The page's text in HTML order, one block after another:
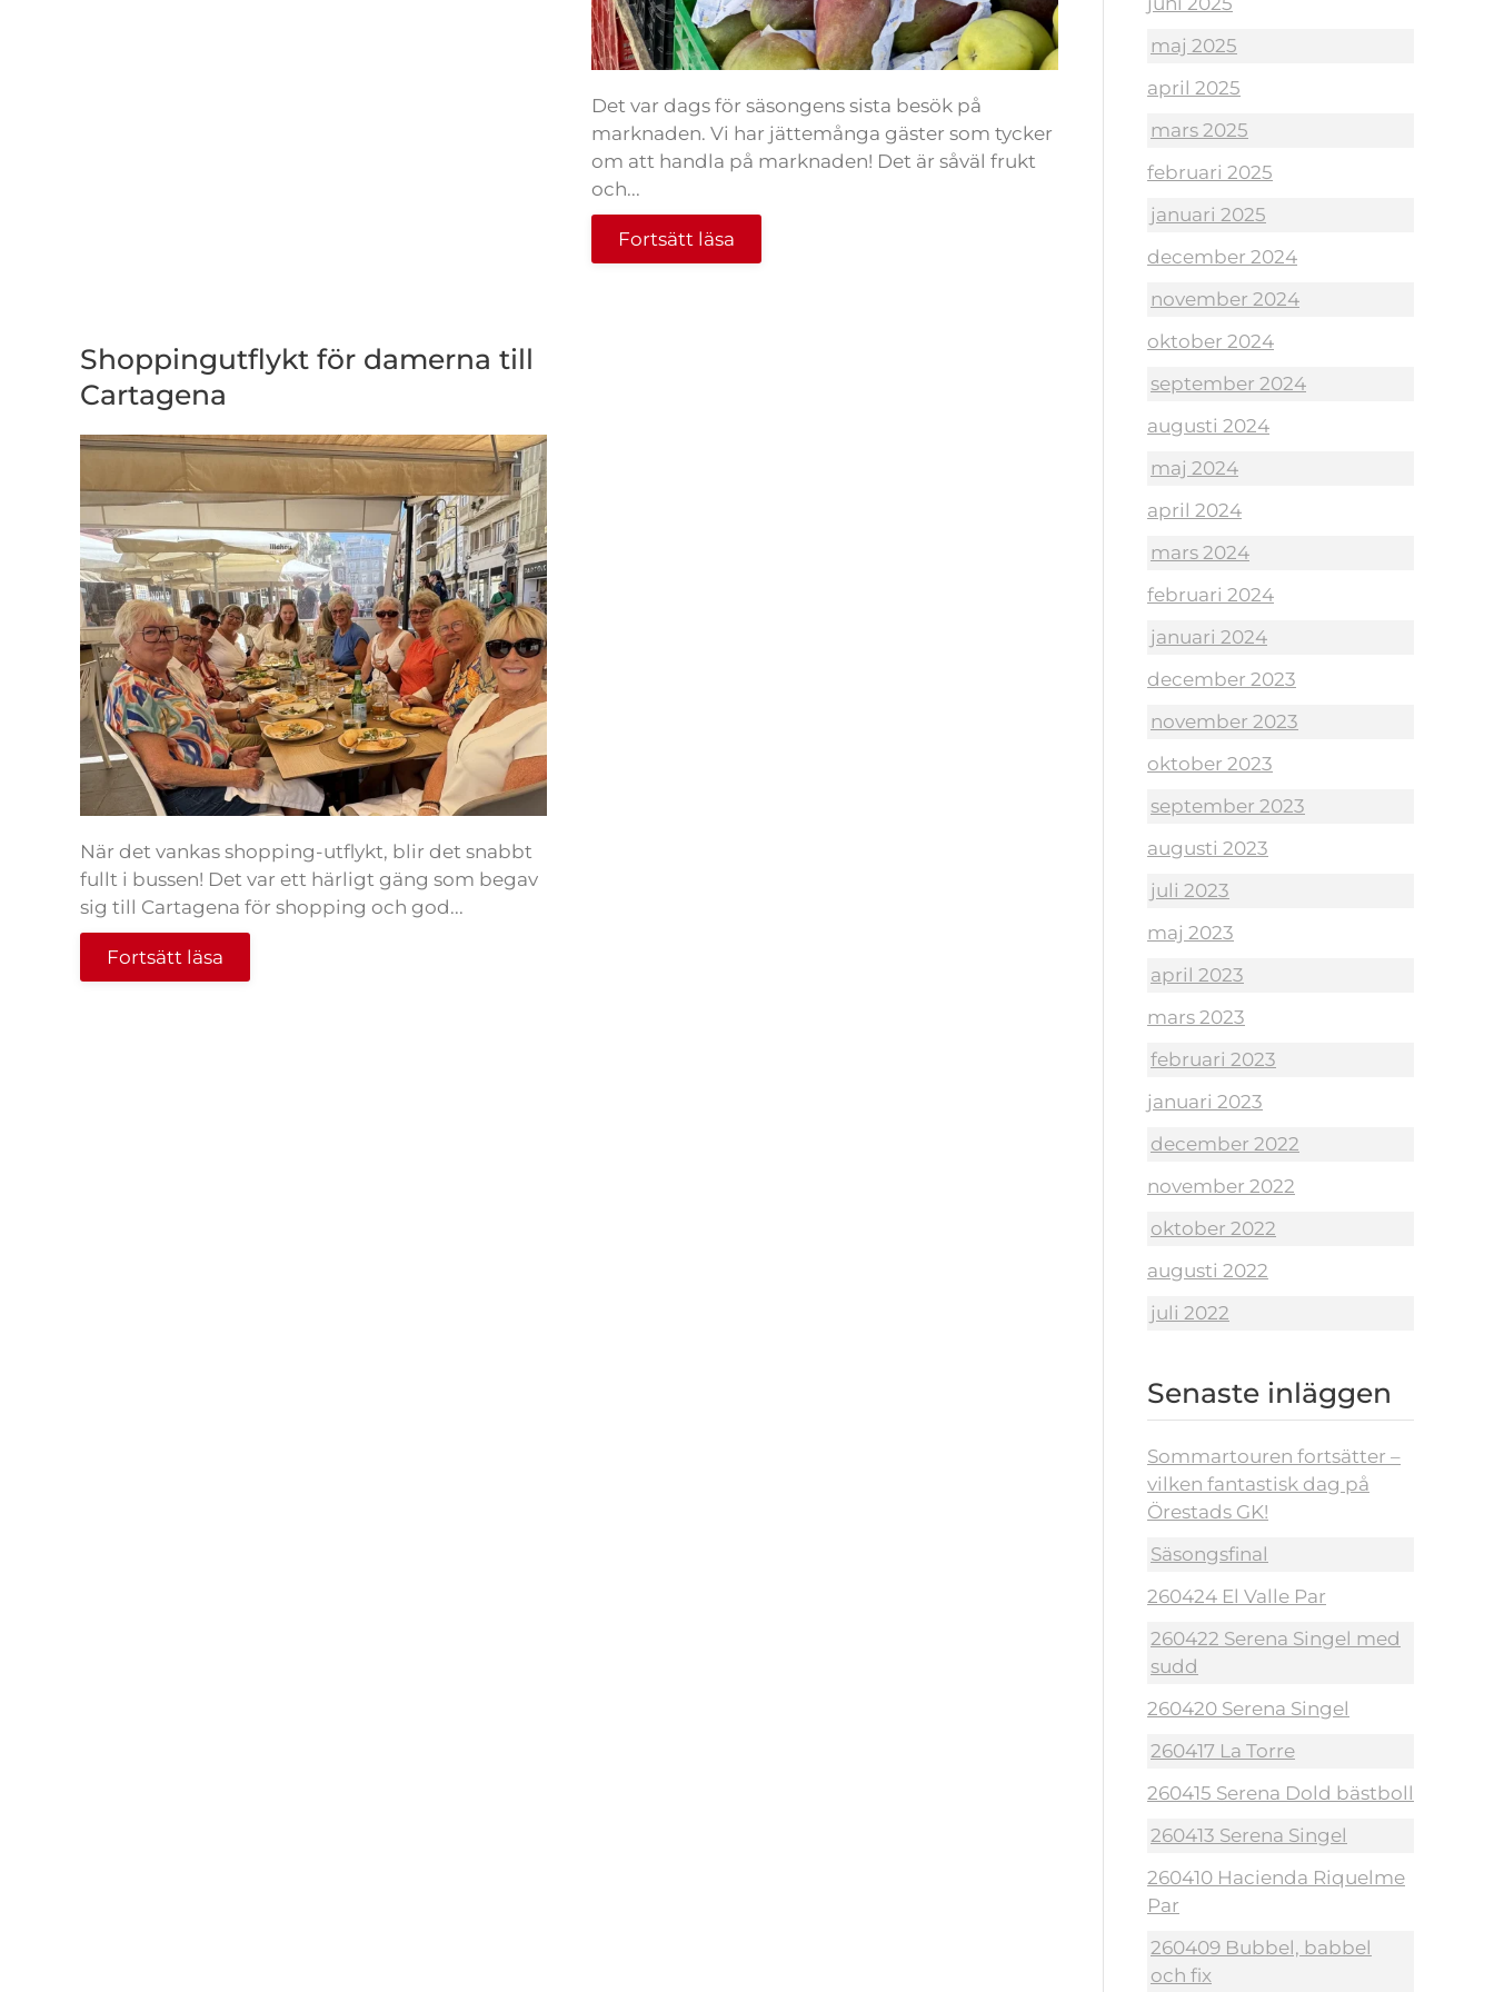
Det var dags för säsongens sista besök på
marknaden. Vi har jättemånga gäster som tycker
om att handla på marknaden! Det är såväl frukt
och...
Fortsätt läsa
Shoppingutflykt för damerna till
Cartagena
När det vankas shopping-utflykt, blir det snabbt
fullt i bussen! Det var ett härligt gäng som begav
sig till Cartagena för shopping och god...
Fortsätt läsa
maj 2025
april 2025
mars 2025
februari 2025
januari 2025
december 2024
november 2024
oktober 2024
september 2024
augusti 2024
maj 2024
april 2024
mars 2024
februari 2024
januari 2024
december 2023
november 2023
oktober 2023
september 2023
augusti 2023
juli 2023
maj 2023
april 2023
mars 2023
februari 2023
januari 2023
december 2022
november 2022
oktober 2022
augusti 2022
juli 2022
Senaste inläggen
Sommartouren fortsätter –
vilken fantastisk dag på
Örestads GK!
Säsongsfinal
260424 El Valle Par
260422 Serena Singel med
sudd
260420 Serena Singel
260417 La Torre
260415 Serena Dold bästboll
260413 Serena Singel
260410 Hacienda Riquelme
Par
260409 Bubbel, babbel
och fix